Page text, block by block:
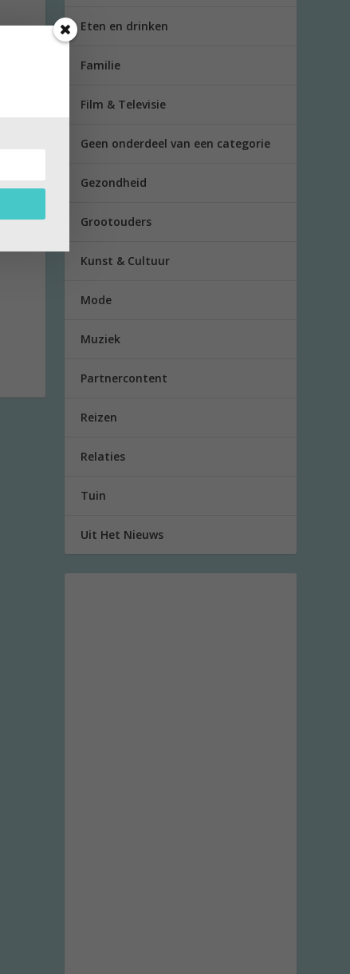
Eten en drinken
Familie
Film & Televisie
Geen onderdeel van een categorie
Gezondheid
Grootouders
Kunst & Cultuur
Mode
Muziek
Partnercontent
Reizen
Relaties
Tuin
Uit Het Nieuws